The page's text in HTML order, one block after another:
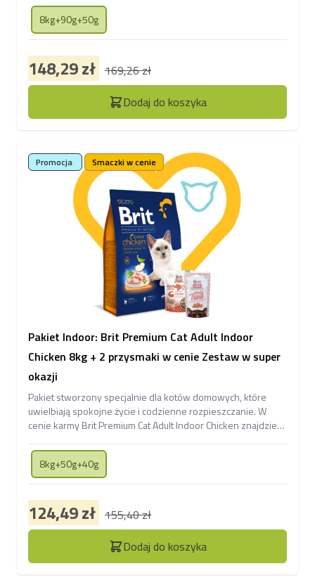
with Rabbit oraz Functional Snack Digestion wspierający
prawidłowe trawienie.
8kg+90g+50g
148,29 zł 169,26 zł
Dodaj do koszyka
Pakiet Indoor: Brit Premium Cat Adult Indoor
Chicken 8kg + 2 przysmaki w cenie Zestaw w super
okazji
Pakiet stworzony specjalnie dla kotów domowych, które
uwielbiają spokojne życie i codzienne rozpieszczanie. W
cenie karmy Brit Premium Cat Adult Indoor Chicken znajdziesz
Antistress wspierający dobre samopoczucie oraz Meaty
Snack z tuńczykiem dla prawdziwych futrzastych smakoszy.
8kg+50g+40g
124,49 zł 155,40 zł
Dodaj do koszyka
Promocja Smaczki w cenie